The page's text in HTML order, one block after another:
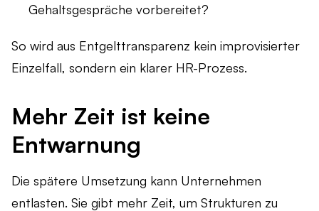
Gehaltsgespräche vorbereitet?
So wird aus Entgelttransparenz kein improvisierter
Einzelfall, sondern ein klarer HR-Prozess.
Mehr Zeit ist keine
Entwarnung
Die spätere Umsetzung kann Unternehmen
entlasten. Sie gibt mehr Zeit, um Strukturen zu